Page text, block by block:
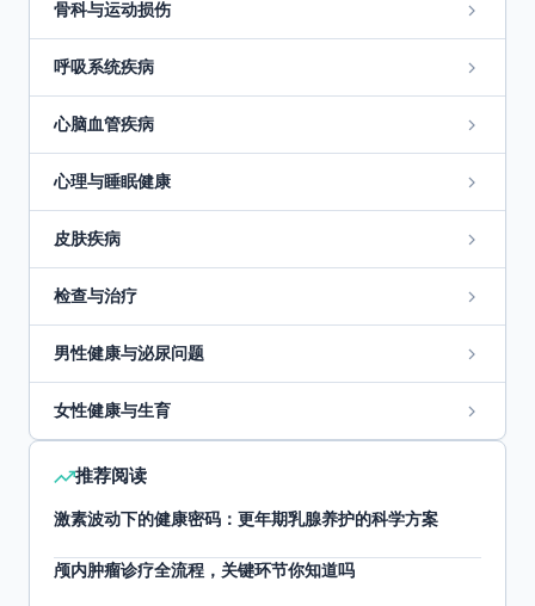
骨科与运动损伤
呼吸系统疾病
心脑血管疾病
心理与睡眠健康
皮肤疾病
检查与治疗
男性健康与泌尿问题
女性健康与生育
推荐阅读
激素波动下的健康密码：更年期乳腺养护的科学方案
颅内肿瘤诊疗全流程，关键环节你知道吗